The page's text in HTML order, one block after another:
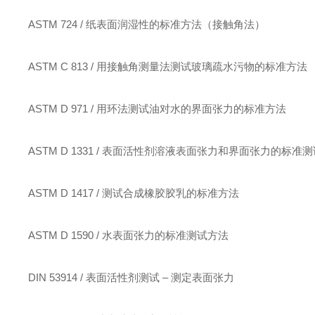
ASTM 724 / 纸表面润湿性的标准方法（接触角法）
ASTM C 813 / 用接触角测量法测试玻璃疏水污物的标准方法
ASTM D 971 / 用环法测试油对水的界面张力的标准方法
ASTM D 1331 / 表面活性剂溶液表面张力和界面张力的标准
ASTM D 1417 / 测试合成橡胶胶乳的标准方法
ASTM D 1590 / 水表面张力的标准测试方法
DIN 53914 / 表面活性剂测试 – 测定表面张力